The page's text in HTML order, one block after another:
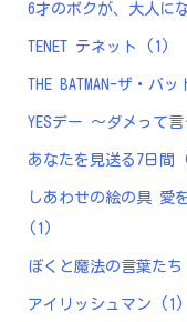
6才のボクが、大人に
TENET テネット (1)
THE BATMAN-ザ・バ
YESデー ～ダメって
あなたを見送る7日間
しあわせの絵の具 愛
(1)
ぼくと魔法の言葉たち
アイリッシュマン (1)